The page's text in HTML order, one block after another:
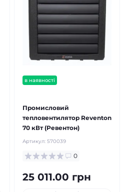
в наявності
Промисловий
тепловентилятор Reventon
70 кВт (Ревентон)
Артикул: 570039
0
25 011.00 грн